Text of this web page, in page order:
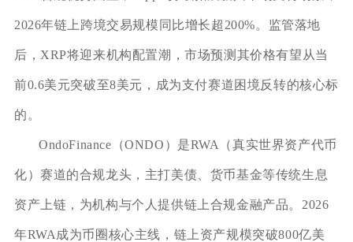
2026年链上跨境交易规模同比增长超200%。监管落地
后，XRP将迎来机构配置潮，市场预测其价格有望从当
前0.6美元突破至8美元，成为支付赛道困境反转的核心标
的。
OndoFinance（ONDO）是RWA（真实世界资产代币
化）赛道的合规龙头，主打美债、货币基金等传统生息
资产上链，为机构与个人提供链上合规金融产品。2026
年RWA成为币圈核心主线，链上资产规模突破800亿美